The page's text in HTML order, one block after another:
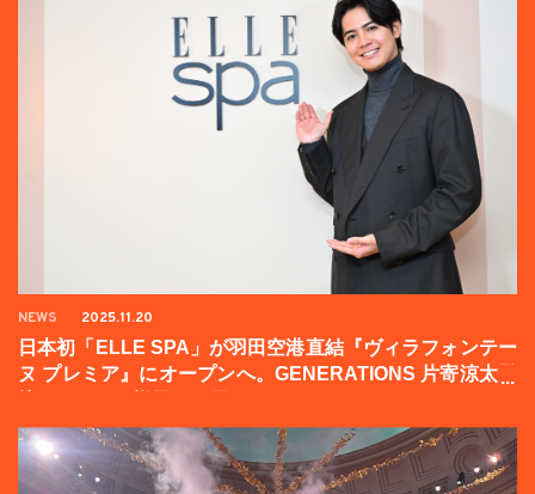
NEWS 2025.11.20
日本初「ELLE SPA」が羽田空港直結『ヴィラフォンテー
ヌ プレミア』にオープンへ。GENERATIONS 片寄涼太登